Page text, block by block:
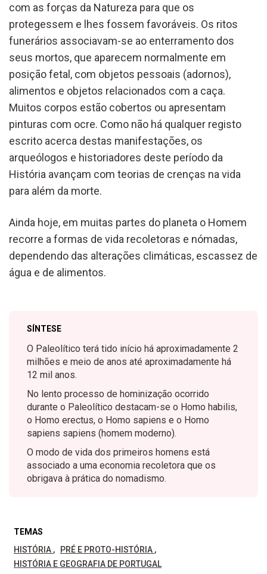
com as forças da Natureza para que os
protegessem e lhes fossem favoráveis. Os ritos
funerários associavam-se ao enterramento dos
seus mortos, que aparecem normalmente em
posição fetal, com objetos pessoais (adornos),
alimentos e objetos relacionados com a caça.
Muitos corpos estão cobertos ou apresentam
pinturas com ocre. Como não há qualquer registo
escrito acerca destas manifestações, os
arqueólogos e historiadores deste período da
História avançam com teorias de crenças na vida
para além da morte.
Ainda hoje, em muitas partes do planeta o Homem
recorre a formas de vida recoletoras e nómadas,
dependendo das alterações climáticas, escassez de
água e de alimentos.
SÍNTESE
O Paleolítico terá tido início há aproximadamente 2
milhões e meio de anos até aproximadamente há
12 mil anos.
No lento processo de hominização ocorrido
durante o Paleolítico destacam-se o Homo habilis,
o Homo erectus, o Homo sapiens e o Homo
sapiens sapiens (homem moderno).
O modo de vida dos primeiros homens está
associado a uma economia recoletora que os
obrigava à prática do nomadismo.
TEMAS
HISTÓRIA
PRÉ E PROTO-HISTÓRIA
HISTÓRIA E GEOGRAFIA DE PORTUGAL